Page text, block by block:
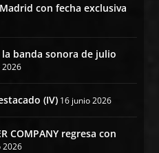
con fecha exclusiva
la banda sonora de julio
2026
(IV) 16 junio 2026
COMPANY regresa con
2026